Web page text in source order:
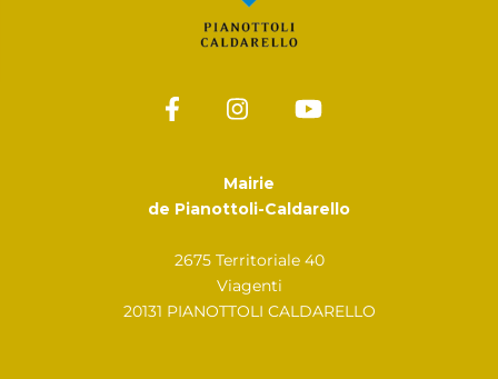
Mairie
de Pianottoli-Caldarello
2675 Territoriale 40
Viagenti
20131 PIANOTTOLI CALDARELLO